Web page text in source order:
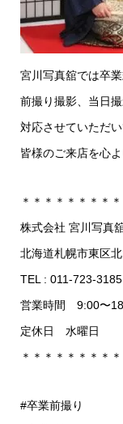
宮川写真舘では卒
前撮り撮影、当日
対応させていただい
皆様のご来店を心
＊＊＊＊＊＊＊＊
株式会社 宮川写真
北海道札幌市東区
TEL : 011-723-3185
営業時間 9:00〜
定休日 水曜日
＊＊＊＊＊＊＊＊
#卒業前撮り